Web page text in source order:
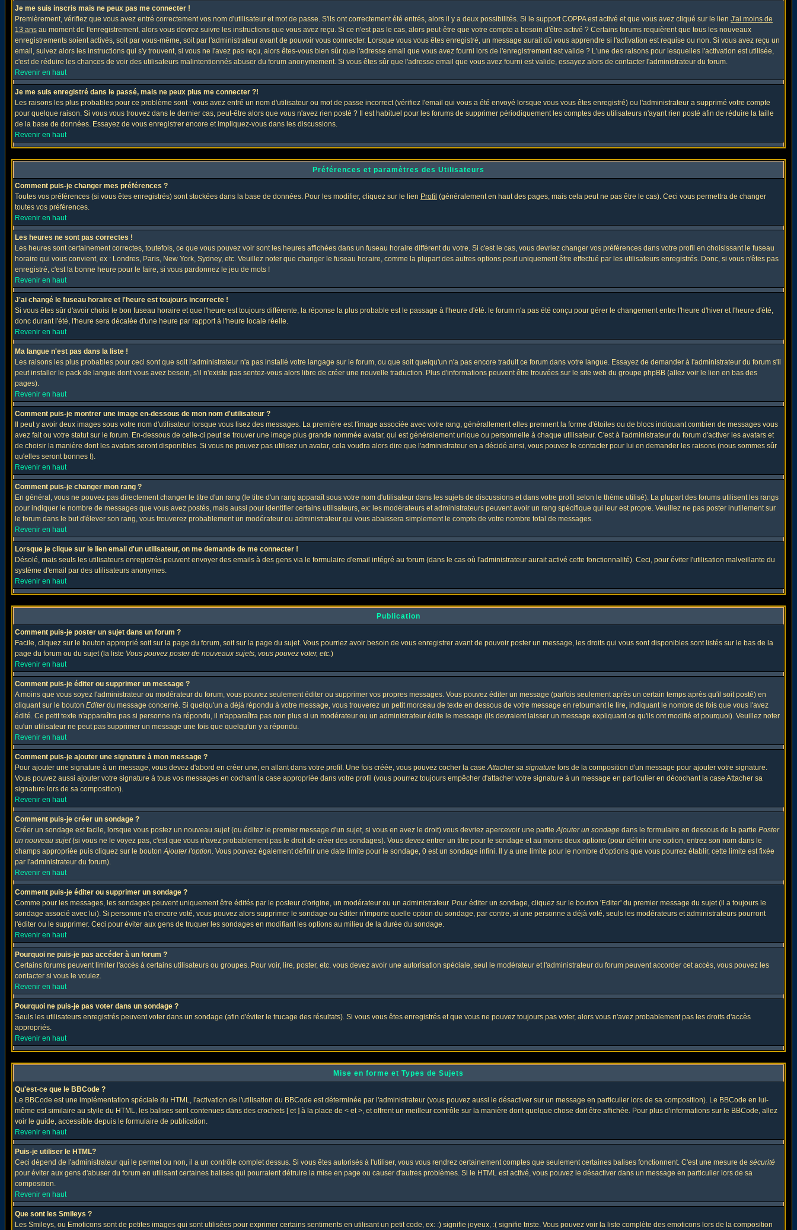
Je me suis inscris mais ne peux pas me connecter !
Premièrement, vérifiez que vous avez entré correctement vos nom d'utilisateur et mot de passe. S'ils ont correctement été entrés, alors il y a deux possibilités. Si le support COPPA est activé et que vous avez cliqué sur le lien J'ai moins de
13 ans au moment de l'enregistrement, alors vous devrez suivre les instructions que vous avez reçu. Si ce n'est pas le cas, alors peut-être que votre compte a besoin d'être activé ? Certains forums requièrent que tous les nouveaux
enregistrements soient activés, soit par vous-même, soit par l'administrateur avant de pouvoir vous connecter. Lorsque vous vous êtes enregistré, un message aurait dû vous apprendre si l'activation est requise ou non. Si vous avez reçu un
email, suivez alors les instructions qui s'y trouvent, si vous ne l'avez pas reçu, alors êtes-vous bien sûr que l'adresse email que vous avez fourni lors de l'enregistrement est valide ? L'une des raisons pour lesquelles l'activation est utilisée,
c'est de réduire les chances de voir des utilisateurs malintentionnés abuser du forum anonymement. Si vous êtes sûr que l'adresse email que vous avez fourni est valide, essayez alors de contacter l'administrateur du forum.
Revenir en haut
Je me suis enregistré dans le passé, mais ne peux plus me connecter ?!
Les raisons les plus probables pour ce problème sont : vous avez entré un nom d'utilisateur ou mot de passe incorrect (vérifiez l'email qui vous a été envoyé lorsque vous vous êtes enregistré) ou l'administrateur a supprimé votre compte
pour quelque raison. Si vous vous trouvez dans le dernier cas, peut-être alors que vous n'avez rien posté ? Il est habituel pour les forums de supprimer périodiquement les comptes des utilisateurs n'ayant rien posté afin de réduire la taille
de la base de données. Essayez de vous enregistrer encore et impliquez-vous dans les discussions.
Revenir en haut
Préférences et paramètres des Utilisateurs
Comment puis-je changer mes préférences ?
Toutes vos préférences (si vous êtes enregistrés) sont stockées dans la base de données. Pour les modifier, cliquez sur le lien Profil (généralement en haut des pages, mais cela peut ne pas être le cas). Ceci vous permettra de changer
toutes vos préférences.
Revenir en haut
Les heures ne sont pas correctes !
Les heures sont certainement correctes, toutefois, ce que vous pouvez voir sont les heures affichées dans un fuseau horaire différent du votre. Si c'est le cas, vous devriez changer vos préférences dans votre profil en choisissant le fuseau
horaire qui vous convient, ex : Londres, Paris, New York, Sydney, etc. Veuillez noter que changer le fuseau horaire, comme la plupart des autres options peut uniquement être effectué par les utilisateurs enregistrés. Donc, si vous n'êtes pas
enregistré, c'est la bonne heure pour le faire, si vous pardonnez le jeu de mots !
Revenir en haut
J'ai changé le fuseau horaire et l'heure est toujours incorrecte !
Si vous êtes sûr d'avoir choisi le bon fuseau horaire et que l'heure est toujours différente, la réponse la plus probable est le passage à l'heure d'été. le forum n'a pas été conçu pour gérer le changement entre l'heure d'hiver et l'heure d'été,
donc durant l'été, l'heure sera décalée d'une heure par rapport à l'heure locale réelle.
Revenir en haut
Ma langue n'est pas dans la liste !
Les raisons les plus probables pour ceci sont que soit l'administrateur n'a pas installé votre langage sur le forum, ou que soit quelqu'un n'a pas encore traduit ce forum dans votre langue. Essayez de demander à l'administrateur du forum s'il
peut installer le pack de langue dont vous avez besoin, s'il n'existe pas sentez-vous alors libre de créer une nouvelle traduction. Plus d'informations peuvent être trouvées sur le site web du groupe phpBB (allez voir le lien en bas des
pages).
Revenir en haut
Comment puis-je montrer une image en-dessous de mon nom d'utilisateur ?
Il peut y avoir deux images sous votre nom d'utilisateur lorsque vous lisez des messages. La première est l'image associée avec votre rang, générallement elles prennent la forme d'étoiles ou de blocs indiquant combien de messages vous
avez fait ou votre statut sur le forum. En-dessous de celle-ci peut se trouver une image plus grande nommée avatar, qui est généralement unique ou personnelle à chaque utilisateur. C'est à l'administrateur du forum d'activer les avatars et
de choisir la manière dont les avatars seront disponibles. Si vous ne pouvez pas utilisez un avatar, cela voudra alors dire que l'administrateur en a décidé ainsi, vous pouvez le contacter pour lui en demander les raisons (nous sommes sûr
qu'elles seront bonnes !).
Revenir en haut
Comment puis-je changer mon rang ?
En général, vous ne pouvez pas directement changer le titre d'un rang (le titre d'un rang apparaît sous votre nom d'utilisateur dans les sujets de discussions et dans votre profil selon le thème utilisé). La plupart des forums utilisent les rangs
pour indiquer le nombre de messages que vous avez postés, mais aussi pour identifier certains utilisateurs, ex: les modérateurs et administrateurs peuvent avoir un rang spécifique qui leur est propre. Veuillez ne pas poster inutilement sur
le forum dans le but d'élever son rang, vous trouverez probablement un modérateur ou administrateur qui vous abaissera simplement le compte de votre nombre total de messages.
Revenir en haut
Lorsque je clique sur le lien email d'un utilisateur, on me demande de me connecter !
Désolé, mais seuls les utilisateurs enregistrés peuvent envoyer des emails à des gens via le formulaire d'email intégré au forum (dans le cas où l'administrateur aurait activé cette fonctionnalité). Ceci, pour éviter l'utilisation malveillante du
système d'email par des utilisateurs anonymes.
Revenir en haut
Publication
Comment puis-je poster un sujet dans un forum ?
Facile, cliquez sur le bouton approprié soit sur la page du forum, soit sur la page du sujet. Vous pourriez avoir besoin de vous enregistrer avant de pouvoir poster un message, les droits qui vous sont disponibles sont listés sur le bas de la
page du forum ou du sujet (la liste Vous pouvez poster de nouveaux sujets, vous pouvez voter, etc.)
Revenir en haut
Comment puis-je éditer ou supprimer un message ?
A moins que vous soyez l'administrateur ou modérateur du forum, vous pouvez seulement éditer ou supprimer vos propres messages. Vous pouvez éditer un message (parfois seulement après un certain temps après qu'il soit posté) en
cliquant sur le bouton Editerdu message concerné. Si quelqu'un a déjà répondu à votre message, vous trouverez un petit morceau de texte en dessous de votre message en retournant le lire, indiquant le nombre de fois que vous l'avez
édité. Ce petit texte n'apparaîtra pas si personne n'a répondu, il n'apparaîtra pas non plus si un modérateur ou un administrateur édite le message (ils devraient laisser un message expliquant ce qu'ils ont modifié et pourquoi). Veuillez noter
qu'un utilisateur ne peut pas supprimer un message une fois que quelqu'un y a répondu.
Revenir en haut
Comment puis-je ajouter une signature à mon message ?
Pour ajouter une signature à un message, vous devez d'abord en créer une, en allant dans votre profil. Une fois créée, vous pouvez cocher la caseAttacher sa signature lors de la composition d'un message pour ajouter votre signature.
Vous pouvez aussi ajouter votre signature à tous vos messages en cochant la case appropriée dans votre profil (vous pourrez toujours empêcher d'attacher votre signature à un message en particulier en décochant la case Attacher sa
signature lors de sa composition).
Revenir en haut
Comment puis-je créer un sondage ?
Créer un sondage est facile, lorsque vous postez un nouveau sujet (ou éditez le premier message d'un sujet, si vous en avez le droit) vous devriez apercevoir une partieAjouter un sondage dans le formulaire en dessous de la partie Poster
un nouveau sujet(si vous ne le voyez pas, c'est que vous n'avez probablement pas le droit de créer des sondages). Vous devez entrer un titre pour le sondage et au moins deux options (pour définir une option, entrez son nom dans le
champs appropriée puis cliquez sur le boutonAjouter l'option. Vous pouvez également définir une date limite pour le sondage, 0 est un sondage infini. Il y a une limite pour le nombre d'options que vous pourrez établir, cette limite est fixée
par l'administrateur du forum).
Revenir en haut
Comment puis-je éditer ou supprimer un sondage ?
Comme pour les messages, les sondages peuvent uniquement être édités par le posteur d'origine, un modérateur ou un administrateur. Pour éditer un sondage, cliquez sur le bouton 'Editer' du premier message du sujet (il a toujours le
sondage associé avec lui). Si personne n'a encore voté, vous pouvez alors supprimer le sondage ou éditer n'importe quelle option du sondage, par contre, si une personne a déjà voté, seuls les modérateurs et administrateurs pourront
l'éditer ou le supprimer. Ceci pour éviter aux gens de truquer les sondages en modifiant les options au milieu de la durée du sondage.
Revenir en haut
Pourquoi ne puis-je pas accéder à un forum ?
Certains forums peuvent limiter l'accès à certains utilisateurs ou groupes. Pour voir, lire, poster, etc. vous devez avoir une autorisation spéciale, seul le modérateur et l'administrateur du forum peuvent accorder cet accès, vous pouvez les
contacter si vous le voulez.
Revenir en haut
Pourquoi ne puis-je pas voter dans un sondage ?
Seuls les utilisateurs enregistrés peuvent voter dans un sondage (afin d'éviter le trucage des résultats). Si vous vous êtes enregistrés et que vous ne pouvez toujours pas voter, alors vous n'avez probablement pas les droits d'accès
appropriés.
Revenir en haut
Mise en forme et Types de Sujets
Qu'est-ce que le BBCode ?
Le BBCode est une implémentation spéciale du HTML, l'activation de l'utilisation du BBCode est déterminée par l'administrateur (vous pouvez aussi le désactiver sur un message en particulier lors de sa composition). Le BBCode en lui-
même est similaire au styile du HTML, les balises sont contenues dans des crochets [ et ] à la place de < et >, et offrent un meilleur contrôle sur la manière dont quelque chose doit être affichée. Pour plus d'informations sur le BBCode, allez
voir le guide, accessible depuis le formulaire de publication.
Revenir en haut
Puis-je utiliser le HTML?
Ceci dépend de l'administrateur qui le permet ou non, il a un contrôle complet dessus. Si vous êtes autorisés à l'utiliser, vous vous rendrez certainement comptes que seulement certaines balises fonctionnent. C'est une mesure de sécurité
pour éviter aux gens d'abuser du forum en utilisant certaines balises qui pourraient détruire la mise en page ou causer d'autres problèmes. Si le HTML est activé, vous pouvez le désactiver dans un message en particulier lors de sa
composition.
Revenir en haut
Que sont les Smileys ?
Les Smileys, ou Emoticons sont de petites images qui sont utilisées pour exprimer certains sentiments en utilisant un petit code, ex: :) signifie joyeux, :( signifie triste. Vous pouvez voir la liste complète des emoticons lors de la composition